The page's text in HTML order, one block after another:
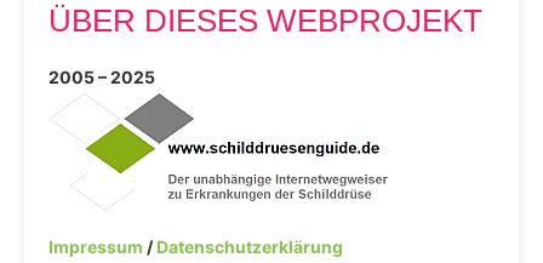
ÜBER DIESES WEBPROJEKT
2005 – 2025
Impressum /Datenschutzerklärung